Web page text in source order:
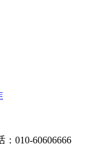
010-60606666